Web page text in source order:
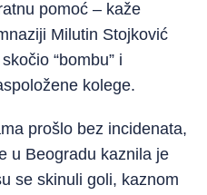
pomoć – kaže
Milutin Stojković
“bombu” i
kolege.
prošlo bez incidenata,
u Beogradu kaznila je
se skinuli goli, kaznom